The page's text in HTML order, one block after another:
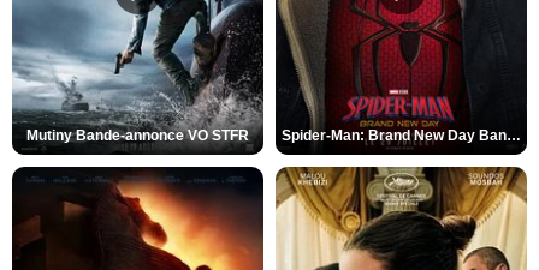
Mutiny Bande-annonce VO STFR Spider-Man: Brand New Day Bande-annonce VO STFR